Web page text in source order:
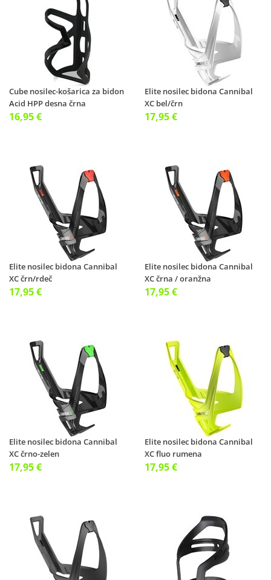
Cube nosilec-košarica za bidon
Acid HPP desna črna
16,95 €
Elite nosilec bidona Cannibal
XC bel/črn
17,95 €
Elite nosilec bidona Cannibal
XC črn/rdeč
17,95 €
Elite nosilec bidona Cannibal
XC črna / oranžna
17,95 €
Elite nosilec bidona Cannibal
XC črno-zelen
17,95 €
Elite nosilec bidona Cannibal
XC fluo rumena
17,95 €